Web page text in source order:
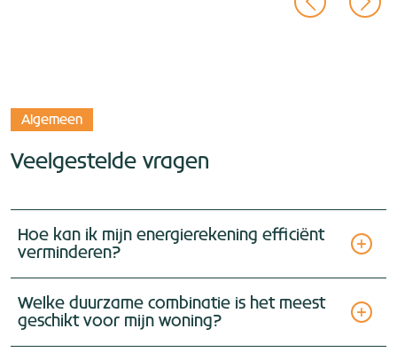
Algemeen
Veelgestelde vragen
Hoe kan ik mijn energierekening efficiënt
verminderen?
Welke duurzame combinatie is het meest
geschikt voor mijn woning?